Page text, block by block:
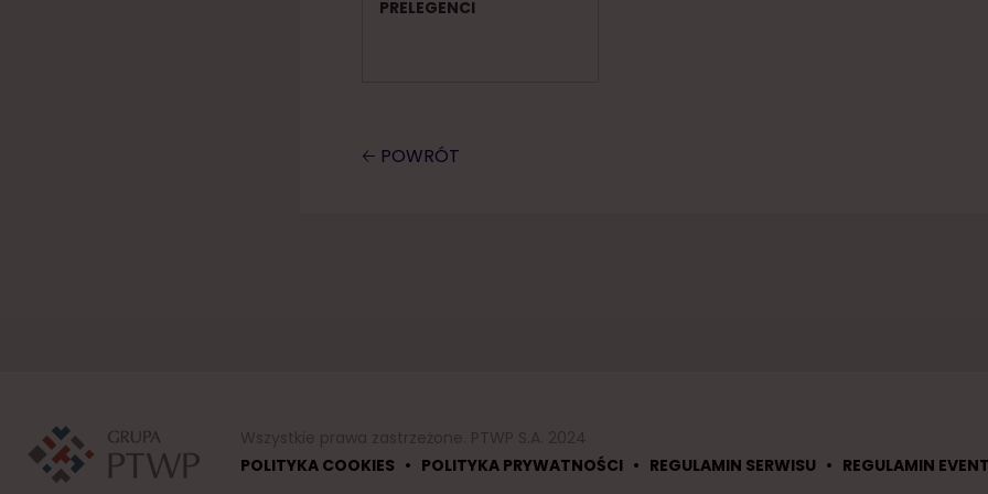
PRELEGENCI
🡠 POWRÓT
POLITYKA COOKIES • POLITYKA PRYWATNOŚCI • REGULAMIN SERWISU • REGULAMIN